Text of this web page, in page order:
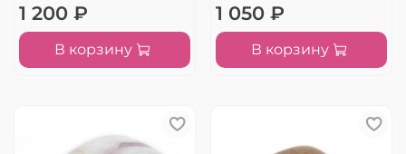
1 200 ₽
В корзину
1 050 ₽
В корзину